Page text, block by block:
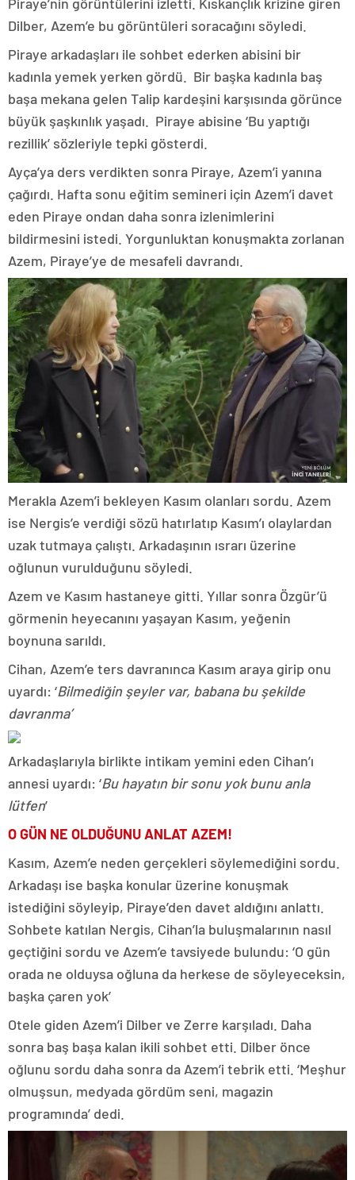
Dilber, Azem’e bu görüntüleri soracağını söyledi.
Piraye arkadaşları ile sohbet ederken abisini bir
kadınla yemek yerken gördü. Bir başka kadınla baş
başa mekana gelen Talip kardeşini karşısında görünce
büyük şaşkınlık yaşadı. Piraye abisine ‘Bu yaptığı
rezillik’ sözleriyle tepki gösterdi.
Ayça’ya ders verdikten sonra Piraye, Azem’i yanına
çağırdı. Hafta sonu eğitim semineri için Azem’i davet
eden Piraye ondan daha sonra izlenimlerini
bildirmesini istedi. Yorgunluktan konuşmakta zorlanan
Azem, Piraye’ye de mesafeli davrandı.
Merakla Azem’i bekleyen Kasım olanları sordu. Azem
ise Nergis’e verdiği sözü hatırlatıp Kasım’ı olaylardan
uzak tutmaya çalıştı. Arkadaşının ısrarı üzerine
oğlunun vurulduğunu söyledi.
Azem ve Kasım hastaneye gitti. Yıllar sonra Özgür’ü
görmenin heyecanını yaşayan Kasım, yeğenin
boynuna sarıldı.
Cihan, Azem’e ters davranınca Kasım araya girip onu
uyardı: ‘Bilmediğin şeyler var, babana bu şekilde
davranma’
Arkadaşlarıyla birlikte intikam yemini eden Cihan’ı
annesi uyardı: ‘Bu hayatın bir sonu yok bunu anla
lütfen’
O GÜN NE OLDUĞUNU ANLAT AZEM!
Kasım, Azem’e neden gerçekleri söylemediğini sordu.
Arkadaşı ise başka konular üzerine konuşmak
istediğini söyleyip, Piraye’den davet aldığını anlattı.
Sohbete katılan Nergis, Cihan’la buluşmalarının nasıl
geçtiğini sordu ve Azem’e tavsiyede bulundu: ‘O gün
orada ne olduysa oğluna da herkese de söyleyeceksin,
başka çaren yok’
Otele giden Azem’i Dilber ve Zerre karşıladı. Daha
sonra baş başa kalan ikili sohbet etti. Dilber önce
oğlunu sordu daha sonra da Azem’i tebrik etti. ‘Meşhur
olmuşsun, medyada gördüm seni, magazin
programında’ dedi.